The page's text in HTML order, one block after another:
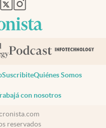
SuscribiteQuiénes Somos
con nosotros
reservados